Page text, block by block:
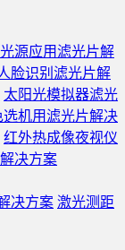
源应用滤光片解
脸识别滤光片解
太阳光模拟器滤光
选机用滤光片解决
红外热成像夜视仪
决方案
决方案 激光测距